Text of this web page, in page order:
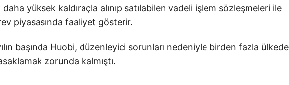
daha yüksek kaldıraçla alınıp satılabilen vadeli işlem sözleşmeleri ile
piyasasında faaliyet gösterir.
başında Huobi, düzenleyici sorunları nedeniyle birden fazla ülkede
zorunda kalmıştı.